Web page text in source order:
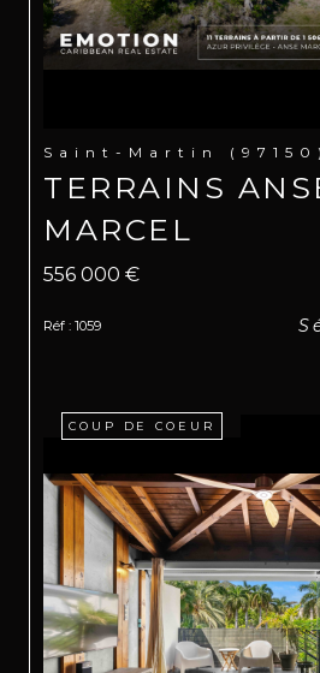
Saint-Martin (97150)
TERRAINS
MARCEL
556 000 €
Réf : 1059
COUP DE COEUR